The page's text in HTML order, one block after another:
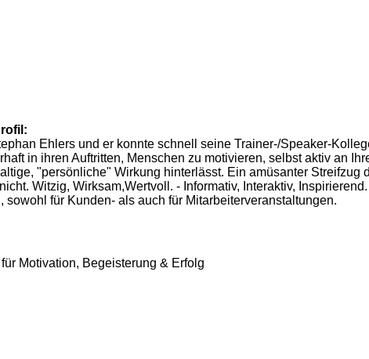
Ehlers und er konnte schnell seine Trainer-/Speaker-
in ihren Auftritten, Menschen zu motivieren, selbst aktiv an
"persönliche" Wirkung hinterlässt. Ein amüsanter
Witzig, Wirksam,Wertvoll. - Informativ, Interaktiv,
sowohl für Kunden- als auch für Mitarbeiterveranstaltungen.
Motivation, Begeisterung & Erfolg